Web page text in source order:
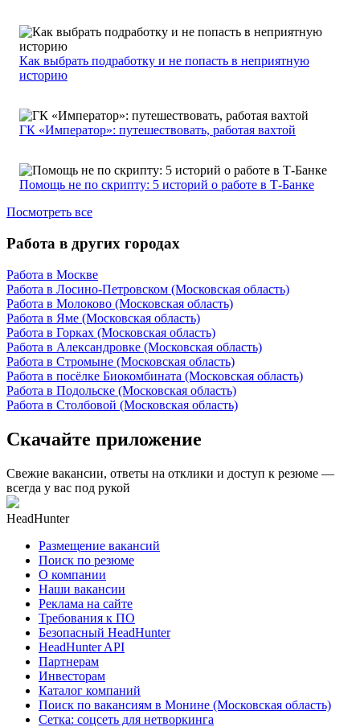
Как выбрать подработку и не попасть в неприятную
историю
ГК «Император»: путешествовать, работая вахтой
Помощь не по скрипту: 5 историй о работе в Т-Банке
Посмотреть все
Работа в других городах
Работа в Москве
Работа в Лосино-Петровском (Московская область)
Работа в Молоково (Московская область)
Работа в Яме (Московская область)
Работа в Горках (Московская область)
Работа в Александровке (Московская область)
Работа в Стромыне (Московская область)
Работа в посёлке Биокомбината (Московская область)
Работа в Подольске (Московская область)
Работа в Столбовой (Московская область)
Скачайте приложение
Свежие вакансии, ответы на отклики и доступ к резюме —
всегда у вас под рукой
HeadHunter
Размещение вакансий
Поиск по резюме
О компании
Наши вакансии
Реклама на сайте
Требования к ПО
Безопасный HeadHunter
HeadHunter API
Партнерам
Инвесторам
Каталог компаний
Поиск по вакансиям в Монине (Московская область)
Сетка: соцсеть для нетворкинга